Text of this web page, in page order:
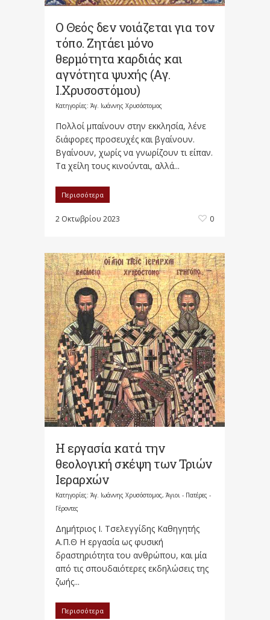
Ο Θεός δεν νοιάζεται για τον
τόπο. Ζητάει μόνο
θερμότητα καρδιάς και
αγνότητα ψυχής (Αγ.
Ι.Χρυσοστόμου)
Κατηγορίες: Άγ. Ιωάννης Χρυσόστομος
Πολλοί μπαίνουν στην εκκλησία, λένε
διάφορες προσευχές και βγαίνουν.
Βγαίνουν, χωρίς να γνωρίζουν τι είπαν.
Τα χείλη τους κινούνται, αλλά...
Περισσότερα
2 Οκτωβρίου 2023 0
Η εργασία κατά την
θεολογική σκέψη των Τριών
Ιεραρχών
Κατηγορίες: Άγ. Ιωάννης Χρυσόστομος, Άγιοι - Πατέρες -
Γέροντες
Δημήτριος Ι. Τσελεγγίδης Καθηγητής
Α.Π.Θ Η εργασία ως φυσική
δραστηριότητα του ανθρώπου, και μία
από τις σπουδαιότερες εκδηλώσεις της
ζωής...
Περισσότερα